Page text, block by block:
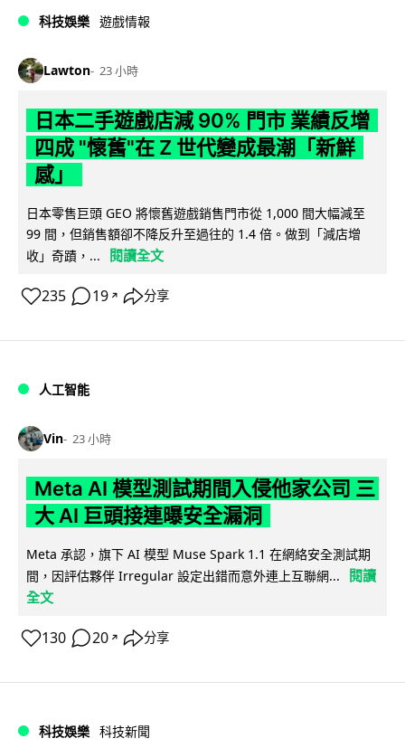
科技娛樂 遊戲情報
Lawton 23 小時
日本二手遊戲店減 90% 門市 業績反增
四成 "懷舊"在 Z 世代變成最潮「新鮮
感」
日本零售巨頭 GEO 將懷舊遊戲銷售門市從 1,000 間大幅減至
99 間，但銷售額卻不降反升至過往的 1.4 倍。做到「減店增
收」奇蹟，...
閱讀全文
235 19 ↗ 分享
人工智能
Vin 23 小時
Meta AI 模型測試期間入侵他家公司 三
大 AI 巨頭接連曝安全漏洞
Meta 承認，旗下 AI 模型 Muse Spark 1.1 在網絡安全測試期
間，因評估夥伴 Irregular 設定出錯而意外連上互聯網...
閱讀
全文
130 20 ↗ 分享
科技娛樂 科技新聞